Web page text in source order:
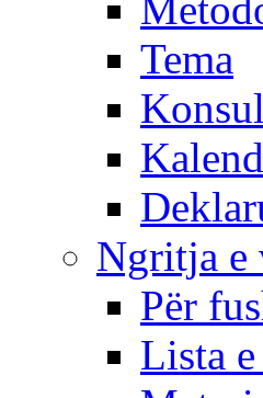
Tema
Ngritja e
Për
Lista